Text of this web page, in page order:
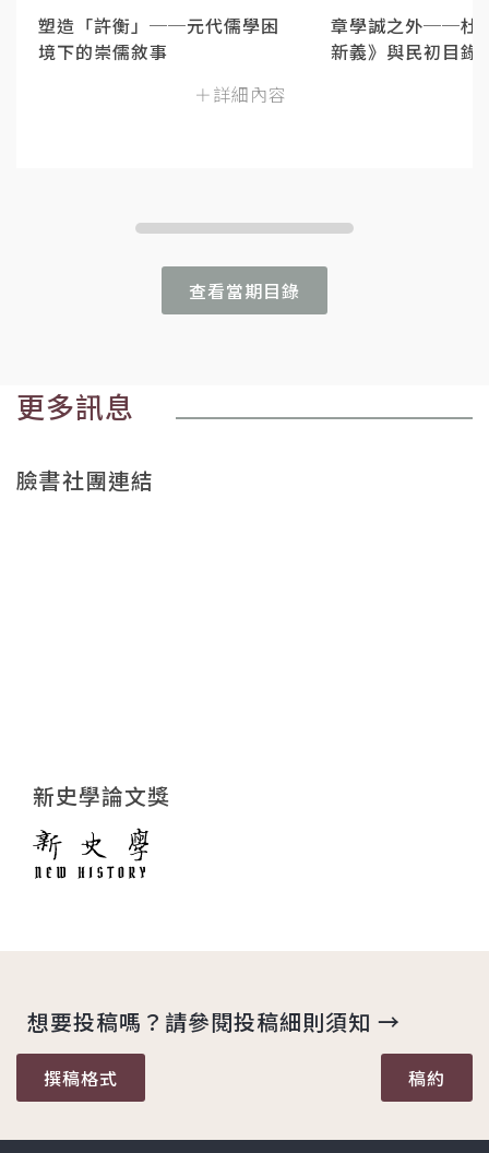
塑造「許衡」──元代儒學困
境下的崇儒敘事
＋詳細內容
章學誠之外──杜
新義》與民初目錄
查看當期目錄
更多訊息
臉書社團連結
新史學論文獎
想要投稿嗎？請參閱投稿細則須知 →
撰稿格式 稿約